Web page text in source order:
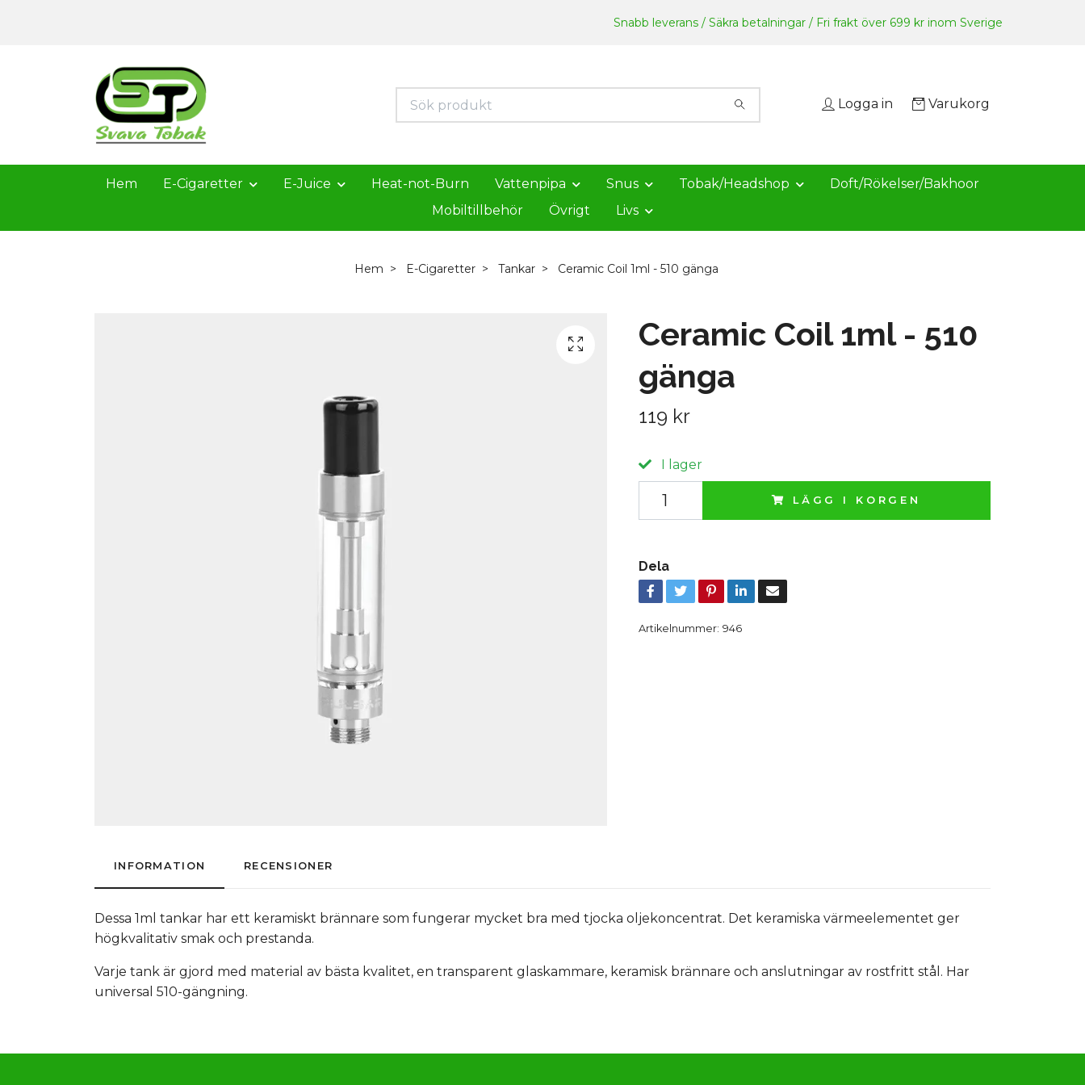
Snabb leverans / Säkra betalningar / Fri frakt över 699 kr inom Sverige
Logga in Varukorg
Hem E-Cigaretter E-Juice Heat-not-Burn Vattenpipa Snus Tobak/Headshop
Doft/Rökelser/Bakhoor
Mobiltillbehör
Övrigt Livs
Hem E-Cigaretter Tankar Ceramic Coil 1ml - 510 gänga
Ceramic Coil 1ml - 510
gänga
119 kr
I lager
LÄGG I KORGEN
Dela
Artikelnummer: 946
INFORMATION RECENSIONER
Dessa 1ml tankar har ett keramiskt brännare som fungerar mycket bra med tjocka oljekoncentrat. Det keramiska värmeelementet ger
högkvalitativ smak och prestanda.
Varje tank är gjord med material av bästa kvalitet, en transparent glaskammare, keramisk brännare och anslutningar av rostfritt stål. Har
universal 510-gängning.